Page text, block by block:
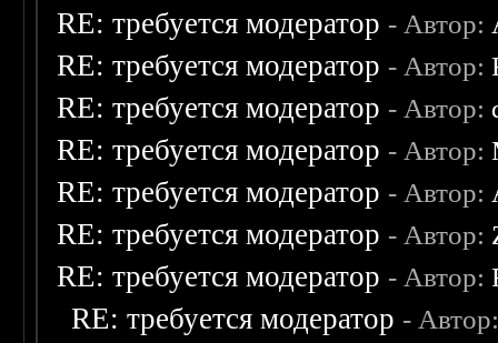
RE: требуется модератор - Автор:
RE: требуется модератор - Автор:
RE: требуется модератор - Автор:
RE: требуется модератор - Автор:
RE: требуется модератор - Автор:
RE: требуется модератор - Автор:
RE: требуется модератор - Автор:
RE: требуется модератор -